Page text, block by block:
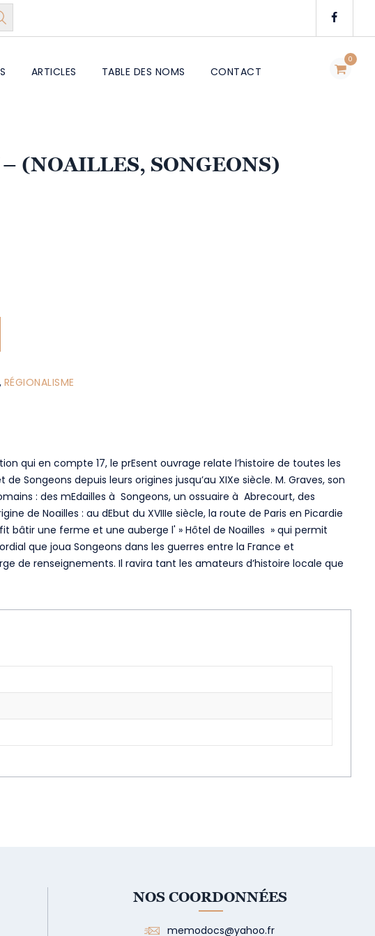
0
ARTICLES TABLE DES NOMS CONTACT
(NOAILLES, SONGEONS)
RÉGIONALISME
qui en compte 17, le prEsent ouvrage relate l’histoire de toutes les
Songeons depuis leurs origines jusqu’au XIXe siècle. M. Graves, son
: des mEdailles à Songeons, un ossuaire à Abrecourt, des
de Noailles : au dEbut du XVIIIe siècle, la route de Paris en Picardie
bâtir une ferme et une auberge l' » Hôtel de Noailles » qui permit
que joua Songeons dans les guerres entre la France et
de renseignements. Il ravira tant les amateurs d’histoire locale que
NOS COORDONNÉES
memodocs@yahoo.fr